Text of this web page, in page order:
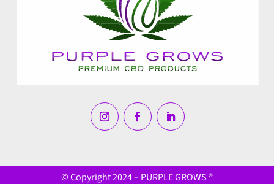
© Copyright 2024 – PURPLE GROWS ®